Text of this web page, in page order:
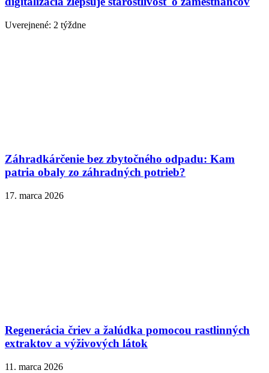
Uverejnené: 2 týždne
Záhradkárčenie bez zbytočného odpadu: Kam
patria obaly zo záhradných potrieb?
17. marca 2026
Regenerácia čriev a žalúdka pomocou rastlinných
extraktov a výživových látok
11. marca 2026